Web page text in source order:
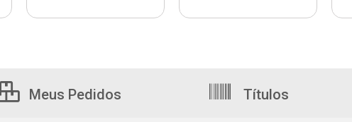
Meus Pedidos Títulos